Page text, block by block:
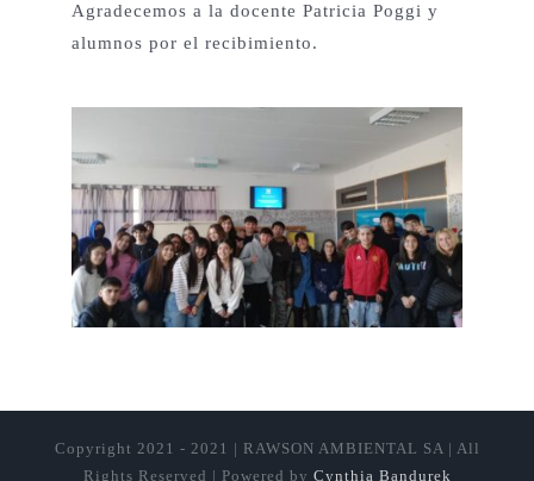
Agradecemos a la docente Patricia Poggi y
alumnos por el recibimiento.
Copyright 2021 - 2021 | RAWSON AMBIENTAL SA | All
Rights Reserved | Powered by Cynthia Bandurek